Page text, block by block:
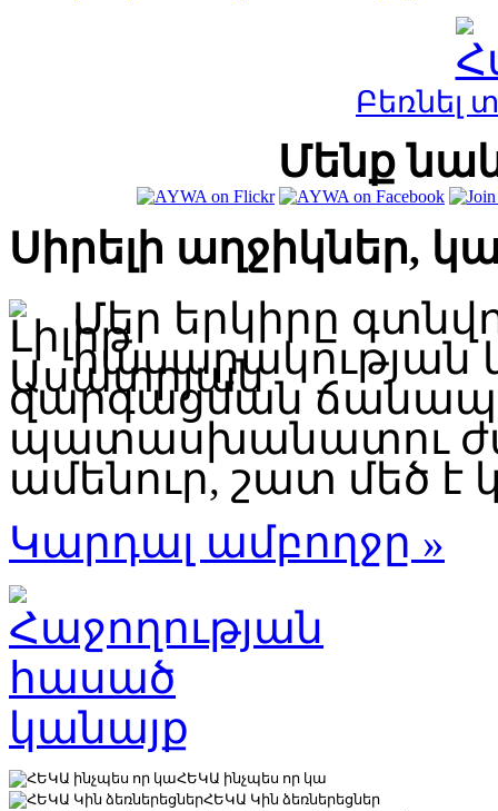
Բեռնել
Մենք
Սիրելի աղջիկներ,
Մեր երկիրը
հասարակության
զարգացման
պատասխանատու
ամենուր, շատ մեծ է
Կարդալ ամբողջը »
ՀԵԿԱ ինչպես որ կա
ՀԵԿԱ Կին ձեռներեցներ